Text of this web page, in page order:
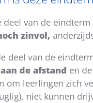
deel van de
zinvol,
deel van de
de afstand en
om leerlingen zich
niet kunnen